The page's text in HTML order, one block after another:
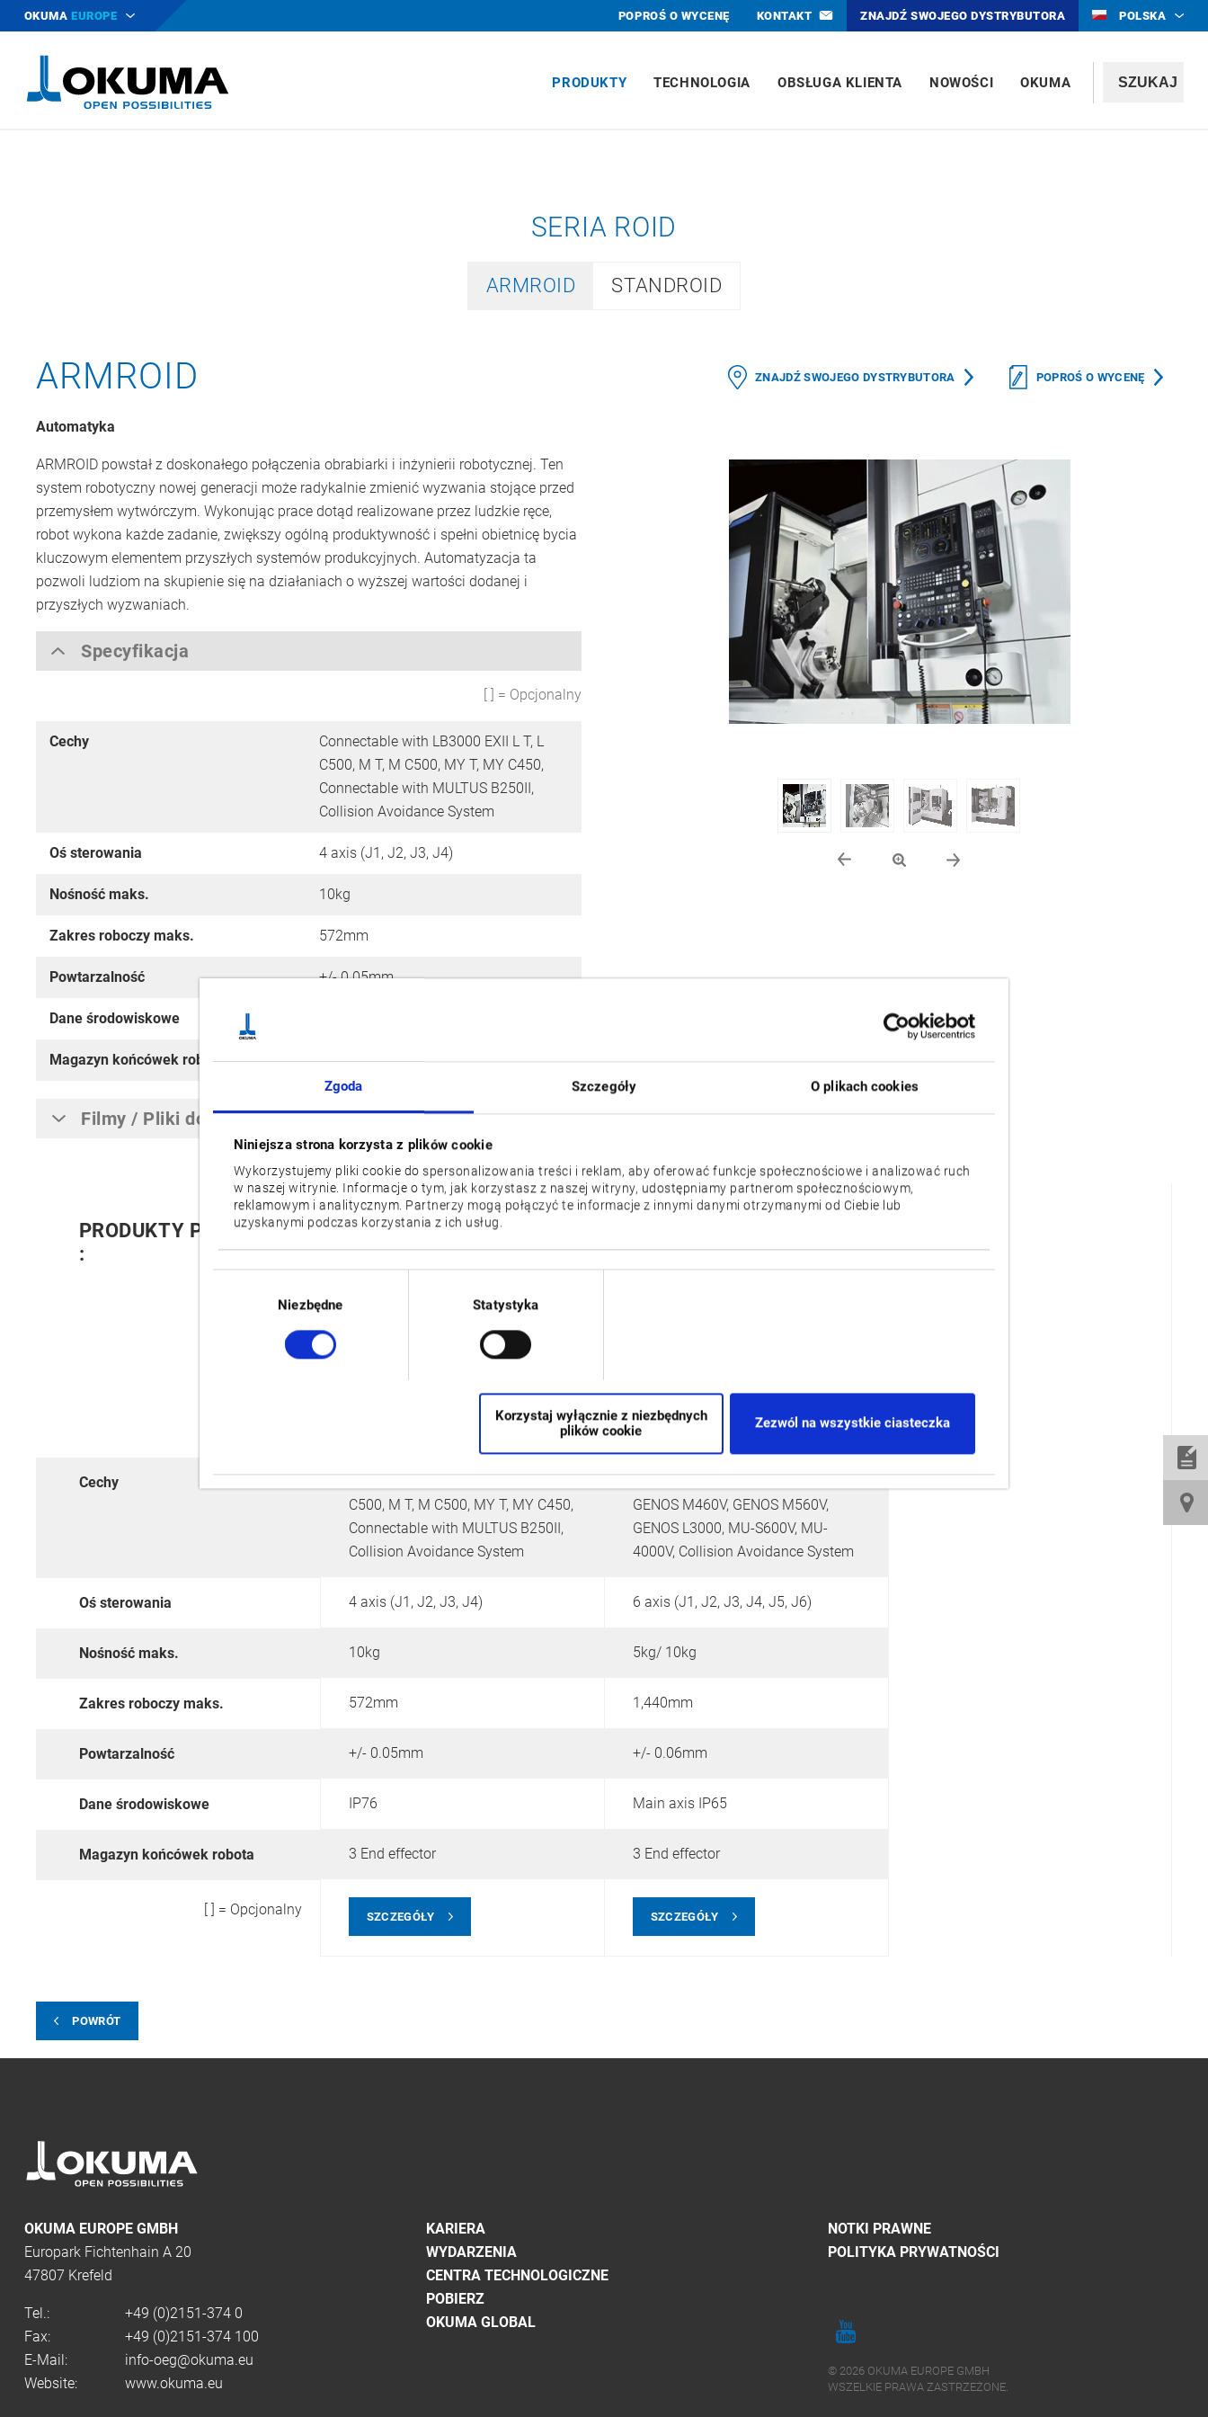
Zgoda Szczegóły O plikach cookies
Niniejsza strona korzysta z plików cookie
Wykorzystujemy pliki cookie do spersonalizowania treści i reklam, aby oferować funkcje społecznościowe i analizować ruch
w naszej witrynie. Informacje o tym, jak korzystasz z naszej witryny, udostępniamy partnerom społecznościowym,
reklamowym i analitycznym. Partnerzy mogą połączyć te informacje z innymi danymi otrzymanymi od Ciebie lub
uzyskanymi podczas korzystania z ich usług.
Niezbędne Statystyka
Korzystaj wyłącznie z niezbędnych
plików cookie
Zezwól na wszystkie ciasteczka
OKUMA EUROPE POPROŚ O WYCENĘ KONTAKT ZNAJDŹ SWOJEGO DYSTRYBUTORA POLSKA
PRODUKTY TECHNOLOGIA OBSŁUGA KLIENTA NOWOŚCI OKUMA
SERIA ROID
ARMROID STANDROID
ARMROID ZNAJDŹ SWOJEGO DYSTRYBUTORA POPROŚ O WYCENĘ
Automatyka
ARMROID powstał z doskonałego połączenia obrabiarki i inżynierii robotycznej. Ten
system robotyczny nowej generacji może radykalnie zmienić wyzwania stojące przed
przemysłem wytwórczym. Wykonując prace dotąd realizowane przez ludzkie ręce,
robot wykona każde zadanie, zwiększy ogólną produktywność i spełni obietnicę bycia
kluczowym elementem przyszłych systemów produkcyjnych. Automatyzacja ta
pozwoli ludziom na skupienie się na działaniach o wyższej wartości dodanej i
przyszłych wyzwaniach.
Specyfikacja
[ ] = Opcjonalny
Cechy
Connectable with LB3000 EXII L T, L
C500, M T, M C500, MY T, MY C450,
Connectable with MULTUS B250II,
Collision Avoidance System
Oś sterowania 4 axis (J1, J2, J3, J4)
Nośność maks. 10kg
Zakres roboczy maks. 572mm
Powtarzalność +/- 0.05mm
Dane środowiskowe
Magazyn końcówek robota 3 End effector
Filmy / Pliki do pobrania
PRODUKTY POWIĄZANE
:
Cechy
Oś sterowania
Nośność maks.
Zakres roboczy maks.
Powtarzalność
Dane środowiskowe
Magazyn końcówek robota
[ ] = Opcjonalny
C500, M T, M C500, MY T, MY C450,
Connectable with MULTUS B250II,
Collision Avoidance System
4 axis (J1, J2, J3, J4)
10kg
572mm
+/- 0.05mm
IP76
3 End effector
SZCZEGÓŁY
GENOS M460V, GENOS M560V,
GENOS L3000, MU-S600V, MU-
4000V, Collision Avoidance System
6 axis (J1, J2, J3, J4, J5, J6)
5kg/ 10kg
1,440mm
+/- 0.06mm
Main axis IP65
3 End effector
SZCZEGÓŁY
POWRÓT
OKUMA EUROPE GMBH
Europark Fichtenhain A 20
47807 Krefeld
Tel.:
+49 (0)2151-374 0
Fax:
+49 (0)2151-374 100
E-Mail:
info-oeg@okuma.eu
Website:
www.okuma.eu
KARIERA
WYDARZENIA
CENTRA TECHNOLOGICZNE
POBIERZ
OKUMA GLOBAL
NOTKI PRAWNE
POLITYKA PRYWATNOŚCI
© 2026 OKUMA EUROPE GMBH
WSZELKIE PRAWA ZASTRZEŻONE.